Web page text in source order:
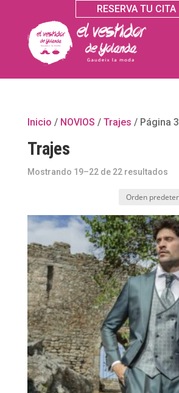
RESERVA TU CITA
Inicio / NOVIOS / Trajes / Página 3
Trajes
Mostrando 19–22 de 22 resultados